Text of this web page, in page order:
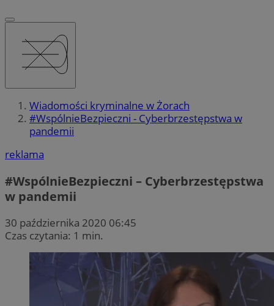
Wiadomości kryminalne w Żorach
#WspólnieBezpieczni - Cyberbrzestępstwa w
pandemii
reklama
#WspólnieBezpieczni – Cyberbrzestępstwa
w pandemii
30 października 2020 06:45
Czas czytania: 1 min.